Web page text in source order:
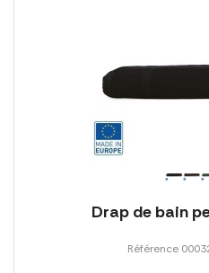
Drap de bain
Référence